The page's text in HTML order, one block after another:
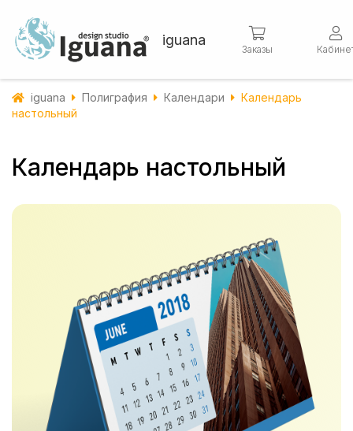
iguana
Заказы
iguana Полиграфия Календари
Календарь
настольный
Календарь настольный